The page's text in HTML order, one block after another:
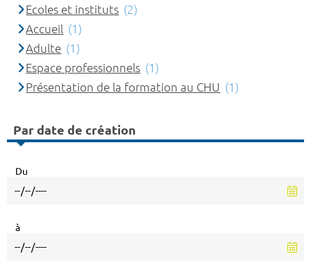
Ecoles et instituts (2)
Accueil (1)
Adulte (1)
Espace professionnels (1)
Présentation de la formation au CHU (1)
Par date de création
Du
à